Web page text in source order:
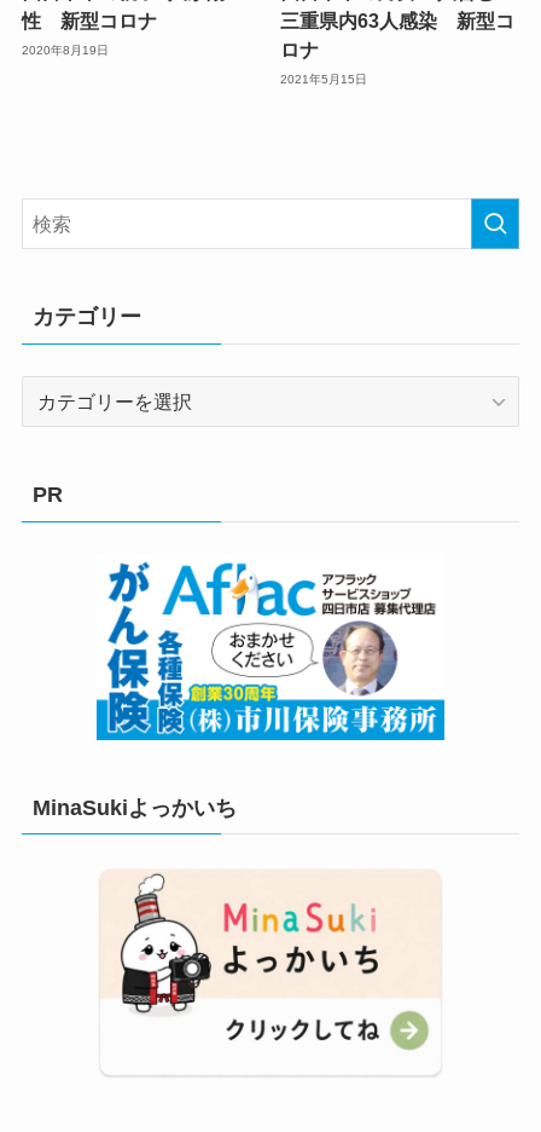
性 新型コロナ
2020年8月19日
三重県内63人感染 新型コ
ロナ
2021年5月15日
カテゴリー
PR
MinaSukiよっかいち